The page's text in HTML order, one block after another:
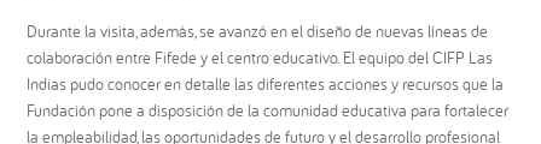
Durante la visita, además, se avanzó en el diseño de nuevas líneas de
colaboración entre Fifede y el centro educativo. El equipo del CIFP Las
Indias pudo conocer en detalle las diferentes acciones y recursos que la
Fundación pone a disposición de la comunidad educativa para fortalecer
la empleabilidad, las oportunidades de futuro y el desarrollo profesional